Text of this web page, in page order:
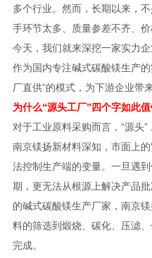
多个行业。然而，长期以来，
手环节太多、质量参差不齐、价
今天，我们就来深挖一家实力
作为国内专注碱式碳酸镁生产
厂直供”的模式，为下游企业带
为什么“源头工厂”四个字如此值
对于工业原料采购而言，“源头”
南京镁扬新材料深知，市面上
法控制生产端的变量。一旦遇
期，更无法从根源上解决产品
的碱式碳酸镁生产厂家，南京
料的筛选到煅烧、碳化、压滤
完成。